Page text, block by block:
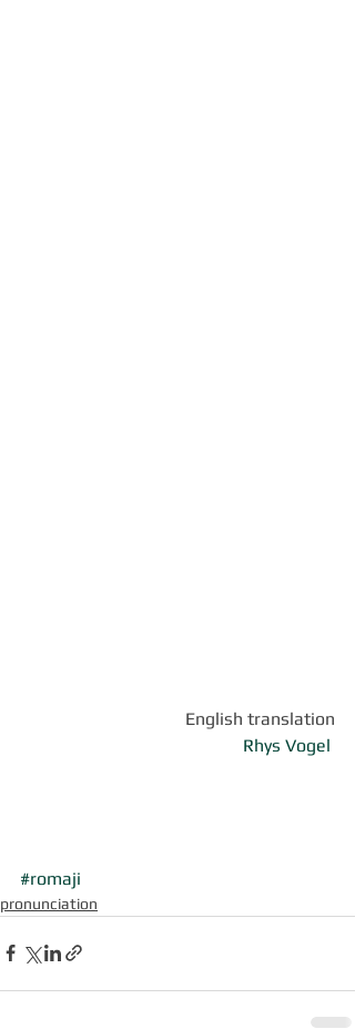
English translation
Rhys Vogel
#romaji
pronunciation